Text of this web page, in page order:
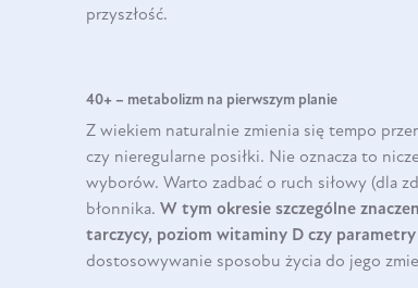
przyszłość.
40+ – metabolizm na pierwszym planie
Z wiekiem naturalnie zmienia się tempo
czy nieregularne posiłki. Nie oznacza to
wyborów. Warto zadbać o ruch siłowy (dla
błonnika. W tym okresie szczególne
tarczycy, poziom witaminy D czy
dostosowywanie sposobu życia do jego